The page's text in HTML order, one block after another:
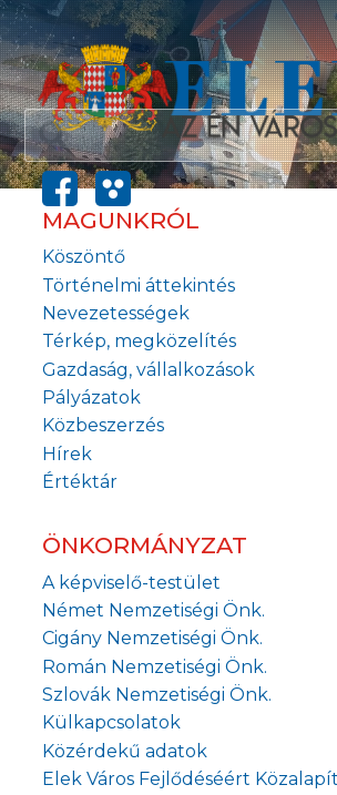
MAGUNKRÓL
Köszöntő
Történelmi áttekintés
Nevezetességek
Térkép, megközelítés
Gazdaság, vállalkozások
Pályázatok
Közbeszerzés
Hírek
Értéktár
ÖNKORMÁNYZAT
A képviselő-testület
Német Nemzetiségi Önk.
Cigány Nemzetiségi Önk.
Román Nemzetiségi Önk.
Szlovák Nemzetiségi Önk.
Külkapcsolatok
Közérdekű adatok
Elek Város Fejlődéséért